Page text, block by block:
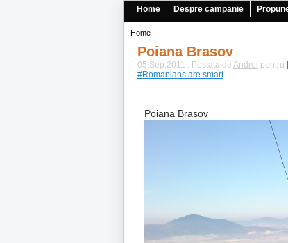
Home Despre campanie
Home
Poiana Brasov
05.Sep.2011 . Postata de Andrei pentru
#Romanians are smart
Poiana Brasov